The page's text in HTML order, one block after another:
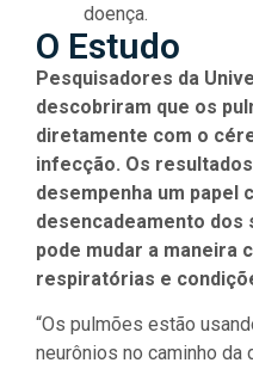
doença.
O Estudo
Pesquisadores da
descobriram que os
diretamente com o
infecção. Os
desempenha um papel
desencadeamento dos
pode mudar a maneira
respiratórias e
“Os pulmões estão
neurônios no caminho da